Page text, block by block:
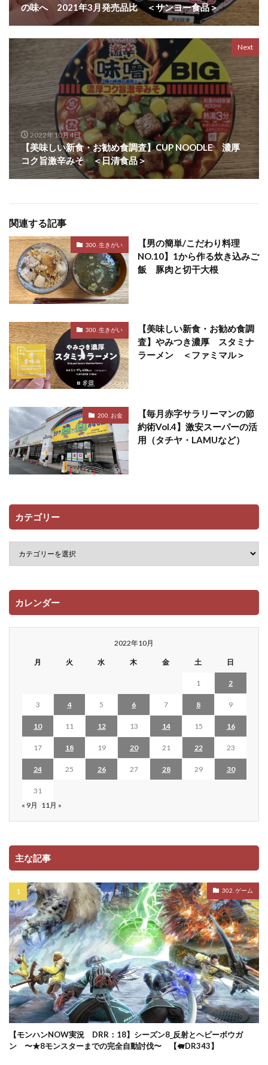
の味へ 2021年3月発売品比 ＜サンヨー食品＞
Next
2022年10月4日
【美味しい新食・お勧め食調査】CUP NOODLE 濃厚
コク旨激辛みそ ＜日清食品＞
関連する記事
300. 生きがい
【男の簡単/こだわり料理
NO.10】1から作る炊き込みご
飯 豚肉と切干大根
300. 生きがい
【美味しい新食・お勧め食調
査】やみつき濃厚 スタミナ
ラーメン ＜ファミマル＞
200. お金
【毎月赤字サラリーマンの節
約術Vol.4】激安スーパーの活
用（タチヤ・LAMUなど）
カテゴリー
カレンダー
2022年10月
月 火 水 木 金 土 日
1 2
3 4 5 6 7 8 9
10 11 12 13 14 15 16
17 18 19 20 21 22 23
24 25 26 27 28 29 30
31
« 9月 11月 »
主な記事
302. ゲーム
【モンハンNOW実況 DRR：18】シーズン8_反射とヘビーボウガ
ン 〜★8モンスターまでの完全自動討伐〜 【🐖DR343】